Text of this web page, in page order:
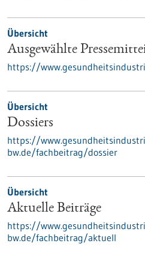
Übersicht
Ausgewählte
https://
Übersicht
Dossiers
https://
bw.de/fachbeitrag/dossier
Übersicht
Aktuelle Beiträge
https://
bw.de/fachbeitrag/aktuell